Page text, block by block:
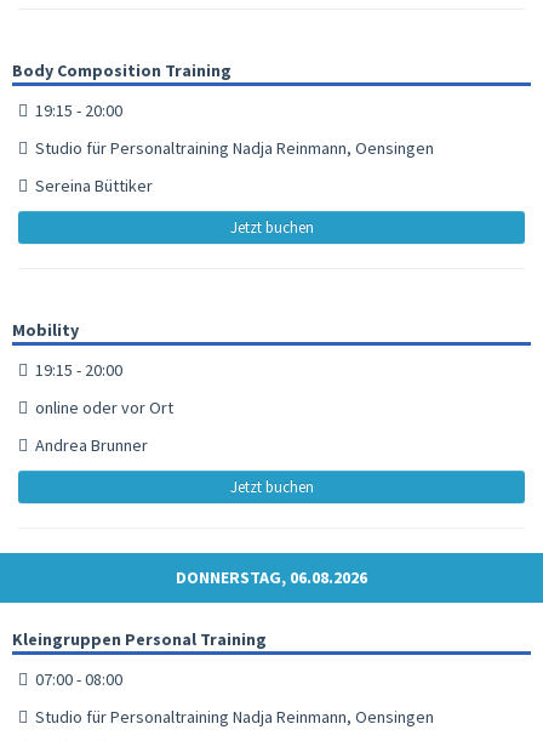
Body Composition Training
19:15 - 20:00
Studio für Personaltraining Nadja Reinmann, Oensingen
Sereina Büttiker
Jetzt buchen
Mobility
19:15 - 20:00
online oder vor Ort
Andrea Brunner
Jetzt buchen
DONNERSTAG, 06.08.2026
Kleingruppen Personal Training
07:00 - 08:00
Studio für Personaltraining Nadja Reinmann, Oensingen